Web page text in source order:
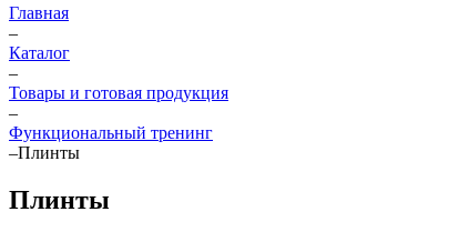
Главная
–
Каталог
–
Товары и готовая продукция
–
Функциональный тренинг
–Плинты
Плинты